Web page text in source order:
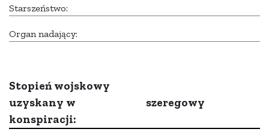
Starszeństwo:
Organ nadający:
Stopień wojskowy
uzyskany w
konspiracji:
szeregowy